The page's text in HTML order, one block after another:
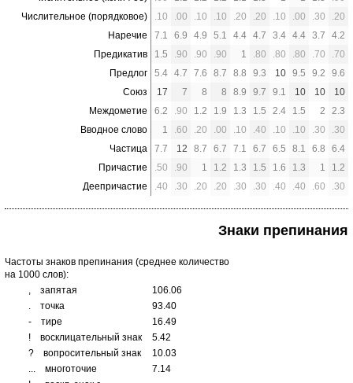
Числительное (порядковое)
.10 .00 .10 .10 .20 .20 .10 .00 .30
.20
Наречие
7.1 6.9 4.9 5.1 4.4 4.7 3.4 4.4 3.7
4.2
Предикатив
1.5 .90 .90 .90 1 .80 .80 .80 .70
.70
Предлог
5.4 4.7 7.6 8.7 8.8 9.3 10 9.5 9.2
9.6
Союз
17 7 8 8 8.9 9.7 9.1 10 10
10
Междометие
6.2 .90 1.2 1.9 1.3 1.5 2.4 1.5 2
2.3
Вводное слово
1 .60 .20 .00 .10 .40 .10 .10 .30
.30
Частица
7.7 12 8.7 6.7 7.1 6.7 6.5 8.1 6.8
6.4
Причастие
.50 .90 1 1.2 1.3 1.5 1.6 1.3 1
1.2
Деепричастие
.40 .30 .20 .20 .30 .30 .40 .40 .60 .30
Знаки препинания
Частоты знаков препинания (среднее количество
на 1000 слов):
,
запятая
106.06
.
точка
93.40
-
тире
16.49
!
восклицательный знак
5.42
?
вопросительный знак
10.03
...
многоточие
7.14